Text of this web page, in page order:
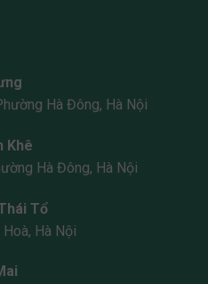
Hà Đông, Hà Nội
Khê
Hà Đông, Hà Nội
Tổ
Hà Nội